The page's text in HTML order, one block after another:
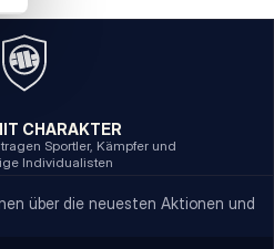
CHARAKTER
Sportler, Kämpfer und
Individualisten
über die neuesten Aktionen und